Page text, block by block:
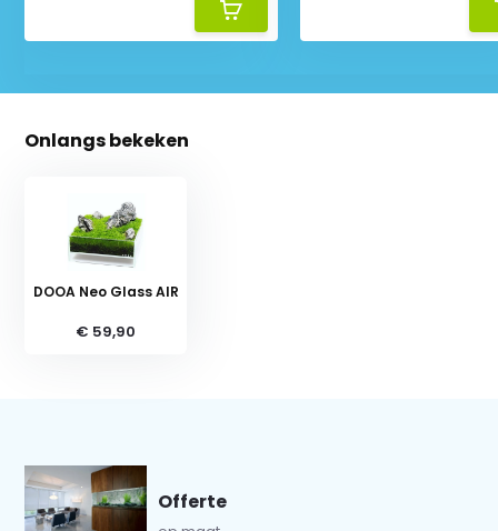
Onlangs bekeken
DOOA Neo Glass AIR
€ 59,90
Offerte